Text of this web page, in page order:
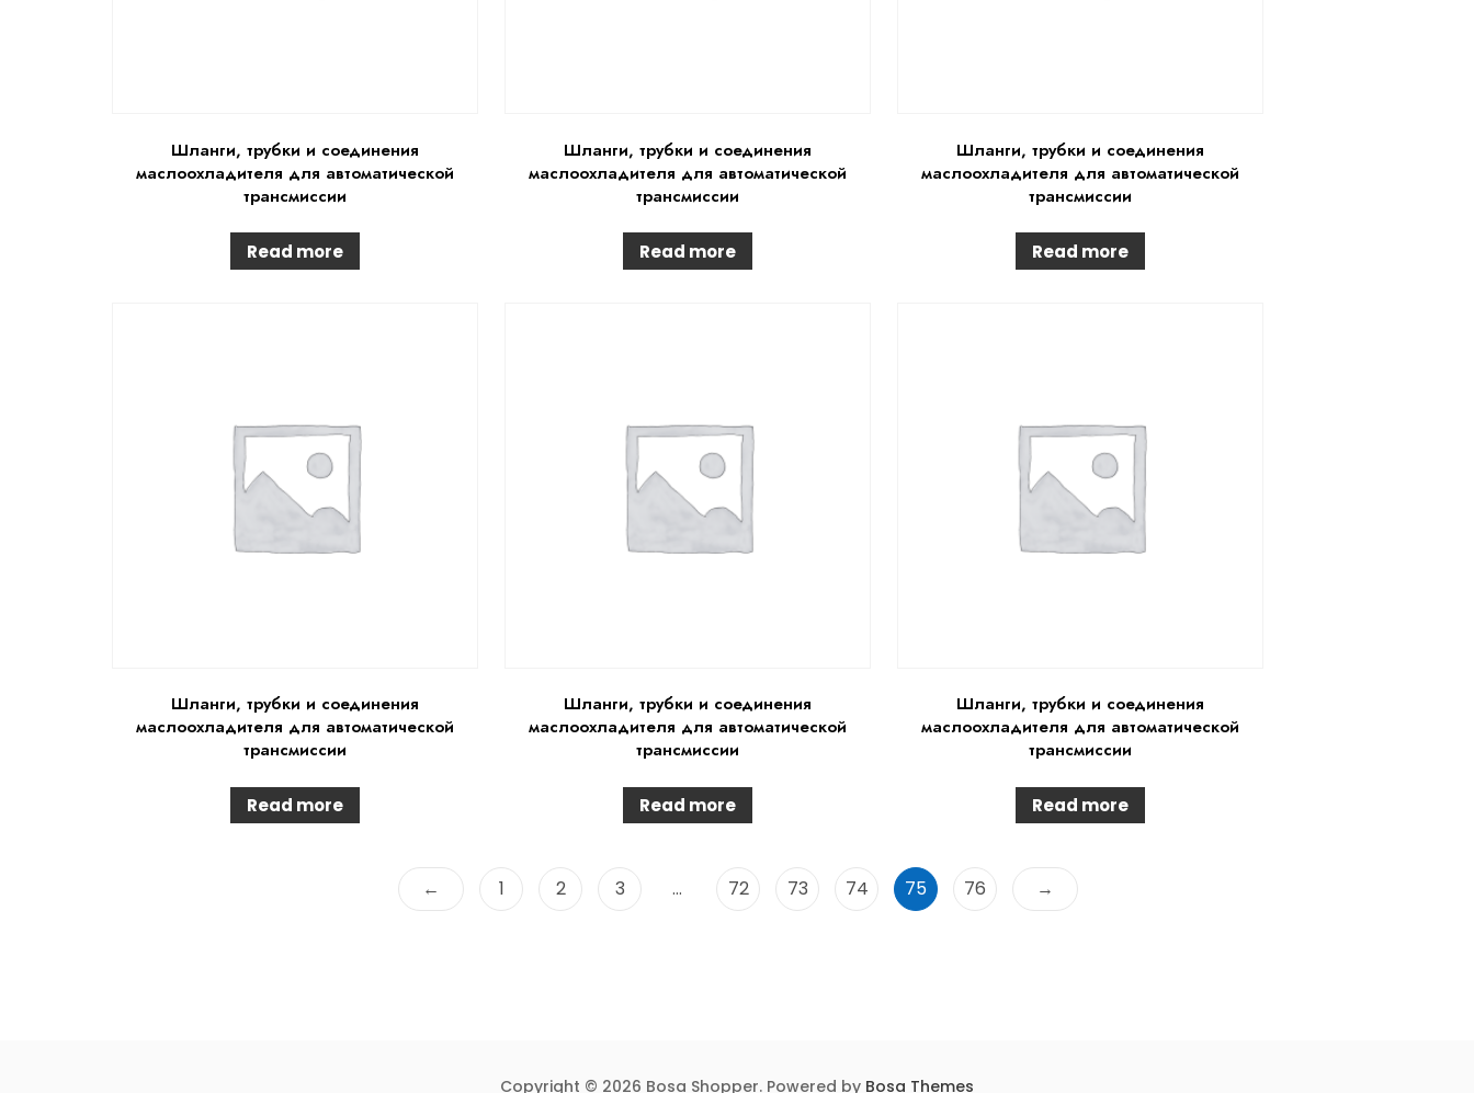
Шланги, трубки и соединения
маслоохладителя для автоматической
трансмиссии
Read more
Шланги, трубки и соединения
маслоохладителя для автоматической
трансмиссии
Read more
Шланги, трубки и соединения
маслоохладителя для автоматической
трансмиссии
Read more
Шланги, трубки и соединения
маслоохладителя для автоматической
трансмиссии
Read more
Шланги, трубки и соединения
маслоохладителя для автоматической
трансмиссии
Read more
Шланги, трубки и соединения
маслоохладителя для автоматической
трансмиссии
Read more
← 1 2 3 … 72 73 74 75 76 →
Copyright © 2026 Bosa Shopper. Powered by Bosa Themes